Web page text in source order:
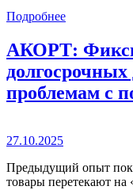
Подробнее
АКОРТ:
долгосрочных
проблемам с
27.10.2025
Предыдущий опыт
товары перетекают